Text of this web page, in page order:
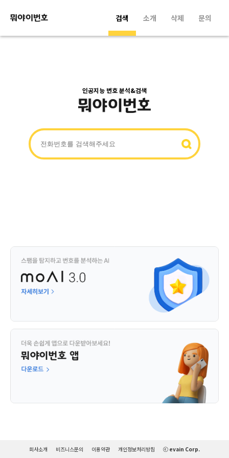
검색 소개 삭제 문의
인공지능 번호 분석&검색
회사소개 비즈니스문의 이용약관 개인정보처리방침 ⓒ evain Corp.